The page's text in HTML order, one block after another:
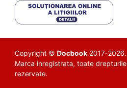
Copyright © Docbook 2017-2026.
Marca inregistrata, toate drepturile
rezervate.